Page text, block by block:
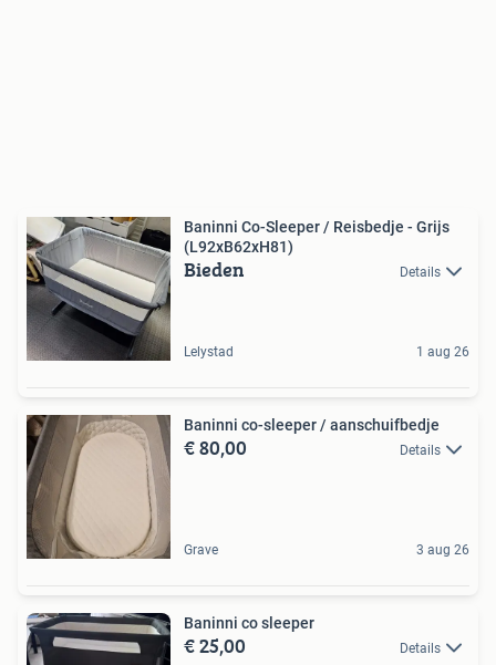
Baninni Co-Sleeper / Reisbedje - Grijs
(L92xB62xH81)
Bieden Details
Lelystad 1 aug 26
Baninni co-sleeper / aanschuifbedje
€ 80,00 Details
Grave 3 aug 26
Baninni co sleeper
€ 25,00 Details